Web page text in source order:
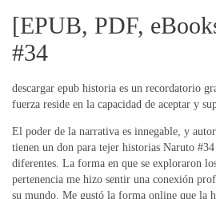
[EPUB, PDF,
#34
descargar epub historia es un recordatorio
fuerza reside en la capacidad de aceptar y
El poder de la narrativa es innegable, y
tienen un don para tejer historias Naruto
diferentes. La forma en que se exploraron
pertenencia me hizo sentir una conexión
su mundo. Me gustó la forma online que la